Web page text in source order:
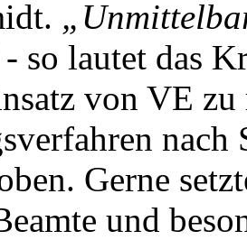
- so lautet das
von VE
nach
Gerne
und